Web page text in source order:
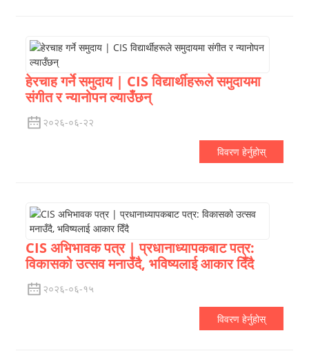
हेरचाह गर्ने समुदाय | CIS विद्यार्थीहरूले समुदायमा
संगीत र न्यानोपन ल्याउँछन्
२०२६-०६-२२
विवरण हेर्नुहोस्
CIS अभिभावक पत्र | प्रधानाध्यापकबाट पत्र:
विकासको उत्सव मनाउँदै, भविष्यलाई आकार दिँदै
२०२६-०६-१५
विवरण हेर्नुहोस्